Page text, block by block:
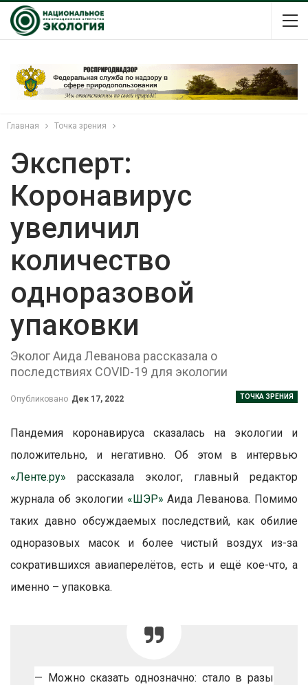
Главная Точка зрения
Эксперт:
Коронавирус
увеличил
количество
одноразовой
упаковки
Эколог Аида Леванова рассказала о
последствиях COVID-19 для экологии
ТОЧКА ЗРЕНИЯ
Опубликовано Дек 17, 2022
Пандемия коронавируса сказалась на экологии и
положительно, и негативно. Об этом в интервью
«Ленте.ру» рассказала эколог, главный редактор
журнала об экологии «ШЭР» Аида Леванова. Помимо
таких давно обсуждаемых последствий, как обилие
одноразовых масок и более чистый воздух из-за
сократившихся авиаперелётов, есть и ещё кое-что, а
именно – упаковка.
— Можно сказать однозначно: стало в разы